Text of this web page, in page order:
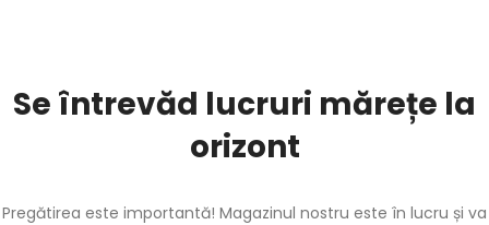
Se întrevăd lucruri mărețe la
orizont
Pregătirea este importantă! Magazinul nostru este în lucru și va